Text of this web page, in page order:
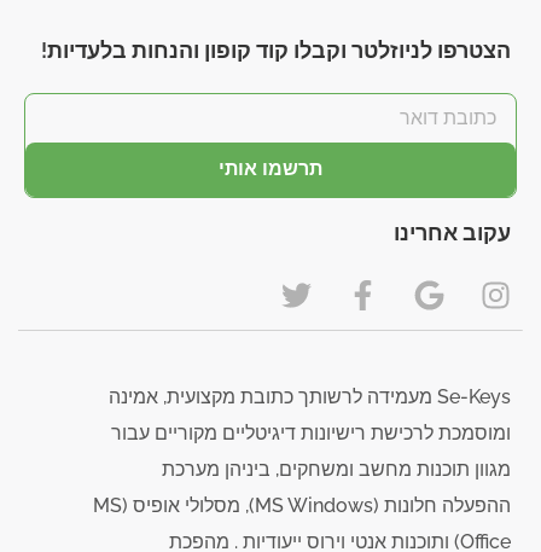
הצטרפו לניוזלטר וקבלו קוד קופון והנחות בלעדיות!
תרשמו אותי
עקוב אחרינו
Se-Keys מעמידה לרשותך כתובת מקצועית, אמינה
ומוסמכת לרכישת רישיונות דיגיטליים מקוריים עבור
מגוון תוכנות מחשב ומשחקים, ביניהן מערכת
ההפעלה חלונות (MS Windows), מסלולי אופיס (MS
Office) ותוכנות אנטי וירוס ייעודיות . מהפכת